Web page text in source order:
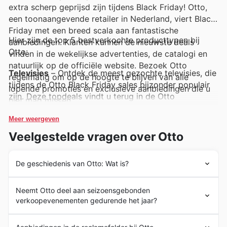
extra scherp geprijsd zijn tijdens Black Friday! Otto,
een toonaangevende retailer in Nederland, viert Black
Friday met een breed scala aan fantastische
aanbiedingen. Klanten kunnen de nieuwste deals
vinden in de wekelijkse advertenties, de catalogi en
natuurlijk op de officiële website. Bezoek Otto
regelmatig om op de hoogte te blijven van alle
lopende promoties en exclusieve aanbiedingen die u
niet mag missen.
Hier zijn de top 5 bestverkochte producttypen bij
Otto:
Televisies– Ontdek de meest gezochte televisies, die
tijdens de Otto Black Friday sales bijzonder populair
zijn. Deze topdeals vindt u terug in de Otto
een thuisbioscoopupgrade.
Smartphones– Mis de kans niet op een nieuwe
publieksfavoriet tijdens Otto Black Friday. Deze
populaire apparaten met geweldigeOtto deals zijn
prominent aanwezig in de nieuwste catalogi.
Meer weergeven
Veelgestelde vragen over Otto
De geschiedenis van Otto: Wat is?
indrukwekkende reis afgelegd in Nederland, waarbij ze
zich ontwikkelden van een postorderbedrijf tot een
toonaangevende speler op de markt voorelektronica
en woninginrichting. Gedurende hun jarenlange bestaan
Neemt Otto deel aan seizoensgebonden
verkoopevenementen gedurende het jaar?